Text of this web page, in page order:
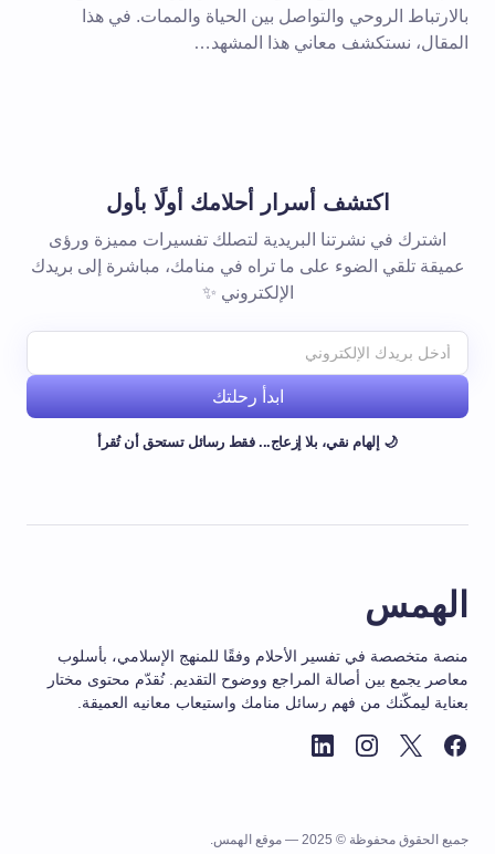
بالارتباط الروحي والتواصل بين الحياة والممات. في هذا
المقال، نستكشف معاني هذا المشهد…
اكتشف أسرار أحلامك أولًا بأول
اشترك في نشرتنا البريدية لتصلك تفسيرات مميزة ورؤى
عميقة تلقي الضوء على ما تراه في منامك، مباشرة إلى بريدك
الإلكتروني ✨
ابدأ رحلتك
🌙 إلهام نقي، بلا إزعاج... فقط رسائل تستحق أن تُقرأ
الهمس
منصة متخصصة في تفسير الأحلام وفقًا للمنهج الإسلامي، بأسلوب
معاصر يجمع بين أصالة المراجع ووضوح التقديم. نُقدّم محتوى مختار
بعناية ليمكّنك من فهم رسائل منامك واستيعاب معانيه العميقة.
جميع الحقوق محفوظة © 2025 — موقع الهمس.